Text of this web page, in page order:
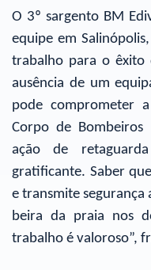
O 3º sargento BM
equipe em
trabalho para o êxito
ausência de um
pode comprometer
Corpo de Bombeiros
ação de
gratificante. Saber
e transmite segurança
beira da praia nos
trabalho é valoroso”,